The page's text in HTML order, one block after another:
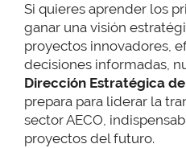
Si quieres aprender los
ganar una visión
proyectos innovadores,
decisiones informadas,
Dirección Estratégica
prepara para liderar la
sector AECO,
proyectos del futuro.